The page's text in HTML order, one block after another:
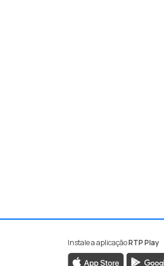
Instale a aplicaçãoRTP Play